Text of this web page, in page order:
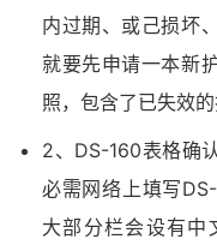
内过期、或己损坏
就要先申请一本新
照，包含了已失效
2、DS-160表格确
必需网络上填写
大部分栏会设有中